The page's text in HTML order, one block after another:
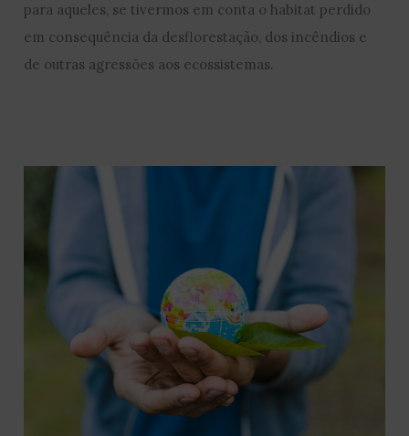
para aqueles, se tivermos em conta o habitat perdido
em consequência da desflorestação, dos incêndios e
de outras agressões aos ecossistemas.